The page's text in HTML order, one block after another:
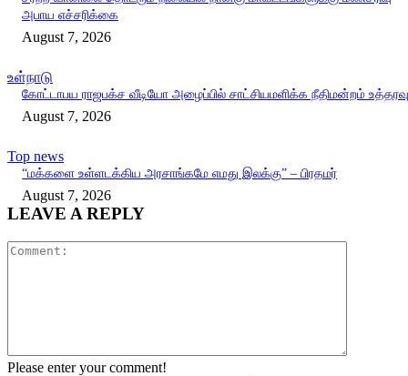
அபாய எச்சரிக்கை
August 7, 2026
உள்நாடு
கோட்டாபய ராஜபக்ச வீடியோ அழைப்பில் சாட்சியமளிக்க நீதிமன்றம் உத்தரவு
August 7, 2026
Top news
“மக்களை உள்ளடக்கிய அரசாங்கமே எமது இலக்கு” – பிரதமர்
August 7, 2026
LEAVE A REPLY
Please enter your comment!